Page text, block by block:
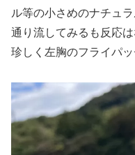
ル等の小さめのナチュ
通り流してみるも反応は
珍しく左胸のフライパッ